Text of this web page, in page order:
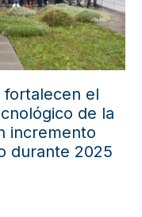
fortalecen el
de la
incremento
durante 2025